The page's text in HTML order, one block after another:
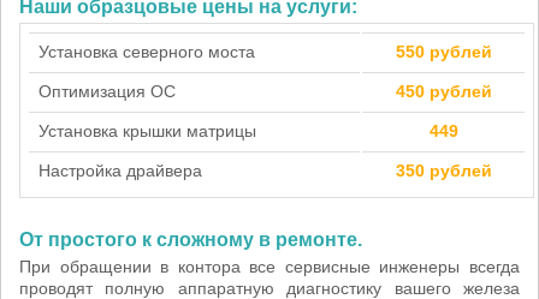
Наши образцовые цены на услуги:
Установка северного моста 550 рублей
Оптимизация ОС 450 рублей
Установка крышки матрицы 449
Настройка драйвера 350 рублей
От простого к сложному в ремонте.
При обращении в контора все сервисные инженеры всегда
проводят полную аппаратную диагностику вашего железа